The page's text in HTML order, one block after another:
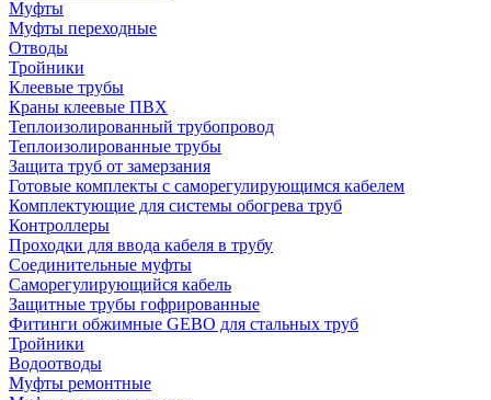
Муфты
Муфты переходные
Отводы
Тройники
Клеевые трубы
Краны клеевые ПВХ
Теплоизолированный трубопровод
Теплоизолированные трубы
Защита труб от замерзания
Готовые комплекты с саморегулирующимся кабелем
Комплектующие для системы обогрева труб
Контроллеры
Проходки для ввода кабеля в трубу
Соединительные муфты
Саморегулирующийся кабель
Защитные трубы гофрированные
Фитинги обжимные GEBO для стальных труб
Тройники
Водоотводы
Муфты ремонтные